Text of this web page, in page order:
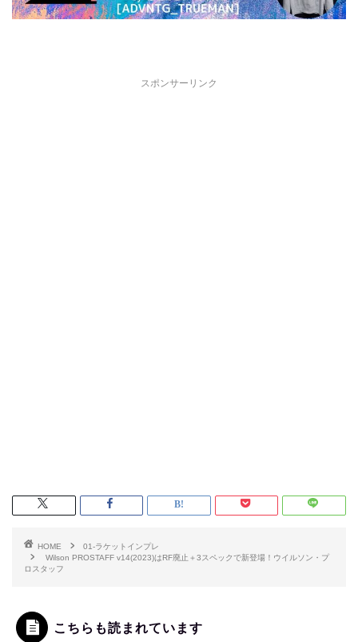
スポンサーリンク
HOME
01-ラケットインプレ
Wilson PROSTAFF v14(2023)はRF廃止＋3スペックで新登場！ウイルソン・プ
ロスタッフ
こちらも読まれています